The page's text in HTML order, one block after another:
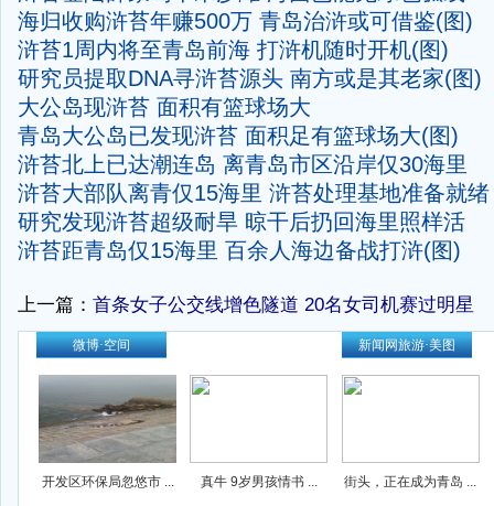
海归收购浒苔年赚500万 青岛治浒或可借鉴(图)
浒苔1周内将至青岛前海 打浒机随时开机(图)
研究员提取DNA寻浒苔源头 南方或是其老家(图)
大公岛现浒苔 面积有篮球场大
青岛大公岛已发现浒苔 面积足有篮球场大(图)
浒苔北上已达潮连岛 离青岛市区沿岸仅30海里
浒苔大部队离青仅15海里 浒苔处理基地准备就绪
研究发现浒苔超级耐旱 晾干后扔回海里照样活
浒苔距青岛仅15海里 百余人海边备战打浒(图)
上一篇： 首条女子公交线增色隧道 20名女司机赛过明星